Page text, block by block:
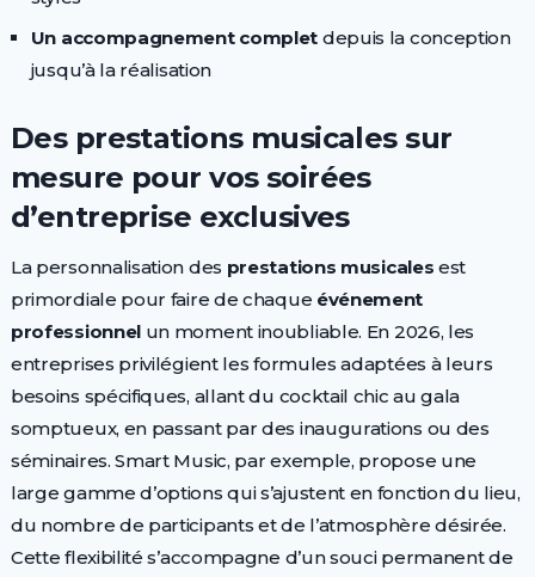
Un accompagnement complet depuis la conception
jusqu’à la réalisation
Des prestations musicales sur
mesure pour vos soirées
d’entreprise exclusives
La personnalisation des prestations musicales est
primordiale pour faire de chaque événement
professionnel un moment inoubliable. En 2026, les
entreprises privilégient les formules adaptées à leurs
besoins spécifiques, allant du cocktail chic au gala
somptueux, en passant par des inaugurations ou des
séminaires. Smart Music, par exemple, propose une
large gamme d’options qui s’ajustent en fonction du lieu,
du nombre de participants et de l’atmosphère désirée.
Cette flexibilité s’accompagne d’un souci permanent de